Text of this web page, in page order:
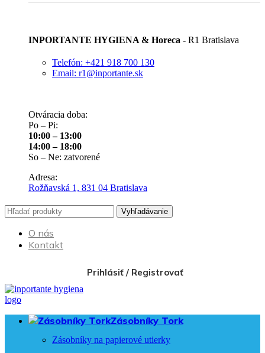
INPORTANTE HYGIENA & Horeca - R1 Bratislava
Telefón: +421 918 700 130
Email: r1@inportante.sk
Otváracia doba:
Po – Pi:
10:00 – 13:00
14:00 – 18:00
So – Ne: zatvorené
Adresa:
Rožňavská 1, 831 04 Bratislava
Vyhľadávanie
O nás
Kontakt
Prihlásiť / Registrovať
Zásobníky Tork
Zásobníky na papierové utierky